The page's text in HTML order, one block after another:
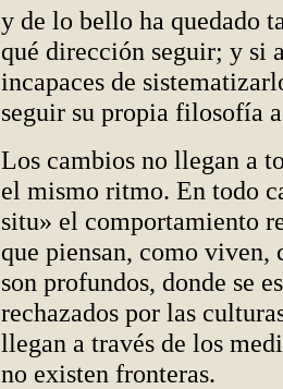
y de lo bello ha quedado
qué dirección seguir; y si
incapaces de
seguir su propia filosofía
Los cambios no llegan a
el mismo ritmo. En todo
situ» el comportamiento
que piensan, como viven,
son profundos, donde se
rechazados por las
llegan a través de los
no existen fronteras.